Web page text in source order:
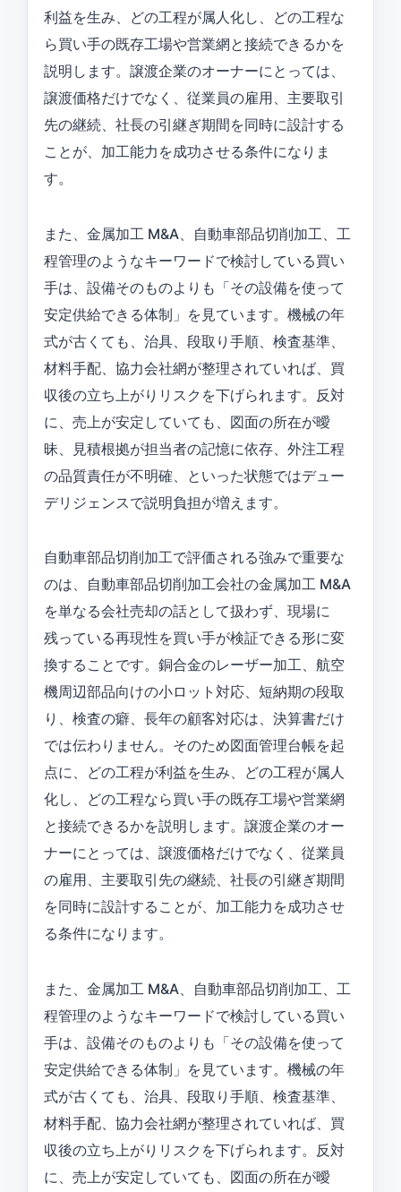
利益を生み、どの工程が属人化し、どの工程な
ら買い手の既存工場や営業網と接続できるかを
説明します。譲渡企業のオーナーにとっては、
譲渡価格だけでなく、従業員の雇用、主要取引
先の継続、社長の引継ぎ期間を同時に設計する
ことが、加工能力を成功させる条件になりま
す。
また、金属加工 M&A、自動車部品切削加工、工
程管理のようなキーワードで検討している買い
手は、設備そのものよりも「その設備を使って
安定供給できる体制」を見ています。機械の年
式が古くても、治具、段取り手順、検査基準、
材料手配、協力会社網が整理されていれば、買
収後の立ち上がりリスクを下げられます。反対
に、売上が安定していても、図面の所在が曖
昧、見積根拠が担当者の記憶に依存、外注工程
の品質責任が不明確、といった状態ではデュー
デリジェンスで説明負担が増えます。
自動車部品切削加工で評価される強みで重要な
のは、自動車部品切削加工会社の金属加工 M&A
を単なる会社売却の話として扱わず、現場に
残っている再現性を買い手が検証できる形に変
換することです。銅合金のレーザー加工、航空
機周辺部品向けの小ロット対応、短納期の段取
り、検査の癖、長年の顧客対応は、決算書だけ
では伝わりません。そのため図面管理台帳を起
点に、どの工程が利益を生み、どの工程が属人
化し、どの工程なら買い手の既存工場や営業網
と接続できるかを説明します。譲渡企業のオー
ナーにとっては、譲渡価格だけでなく、従業員
の雇用、主要取引先の継続、社長の引継ぎ期間
を同時に設計することが、加工能力を成功させ
る条件になります。
また、金属加工 M&A、自動車部品切削加工、工
程管理のようなキーワードで検討している買い
手は、設備そのものよりも「その設備を使って
安定供給できる体制」を見ています。機械の年
式が古くても、治具、段取り手順、検査基準、
材料手配、協力会社網が整理されていれば、買
収後の立ち上がりリスクを下げられます。反対
に、売上が安定していても、図面の所在が曖